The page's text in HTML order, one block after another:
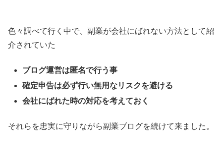
色々調べて行く中で、副業が会社にばれない方法として紹
介されていた
ブログ運営は匿名で行う事
確定申告は必ず行い無用なリスクを避ける
会社にばれた時の対応を考えておく
それらを忠実に守りながら副業ブログを続けて来ました。